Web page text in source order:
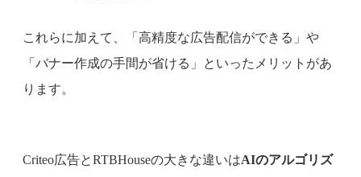
これらに加えて、「高精度な広告配信ができる」や
「バナー作成の手間が省ける」といったメリットがあ
ります。
Criteo広告とRTBHouseの大きな違いはAIのアルゴリズ